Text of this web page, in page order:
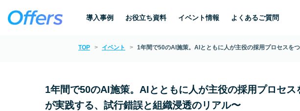
導入事例 お役立ち資料 イベント情報 よくあるご質問
TOP イベント 1年間で50のAI施策。AIとともに人が主役の採用プロセスを
1年間で50のAI施策。AIとともに人が主役の採用プロセ
が実践する、試行錯誤と組織浸透のリアル〜